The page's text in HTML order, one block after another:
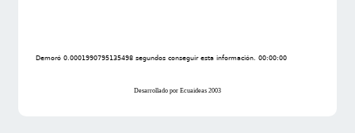
Demoró 0.0001990795135498 segundos conseguir esta información. 00:00:00
Desarrollado por Ecuaideas 2003